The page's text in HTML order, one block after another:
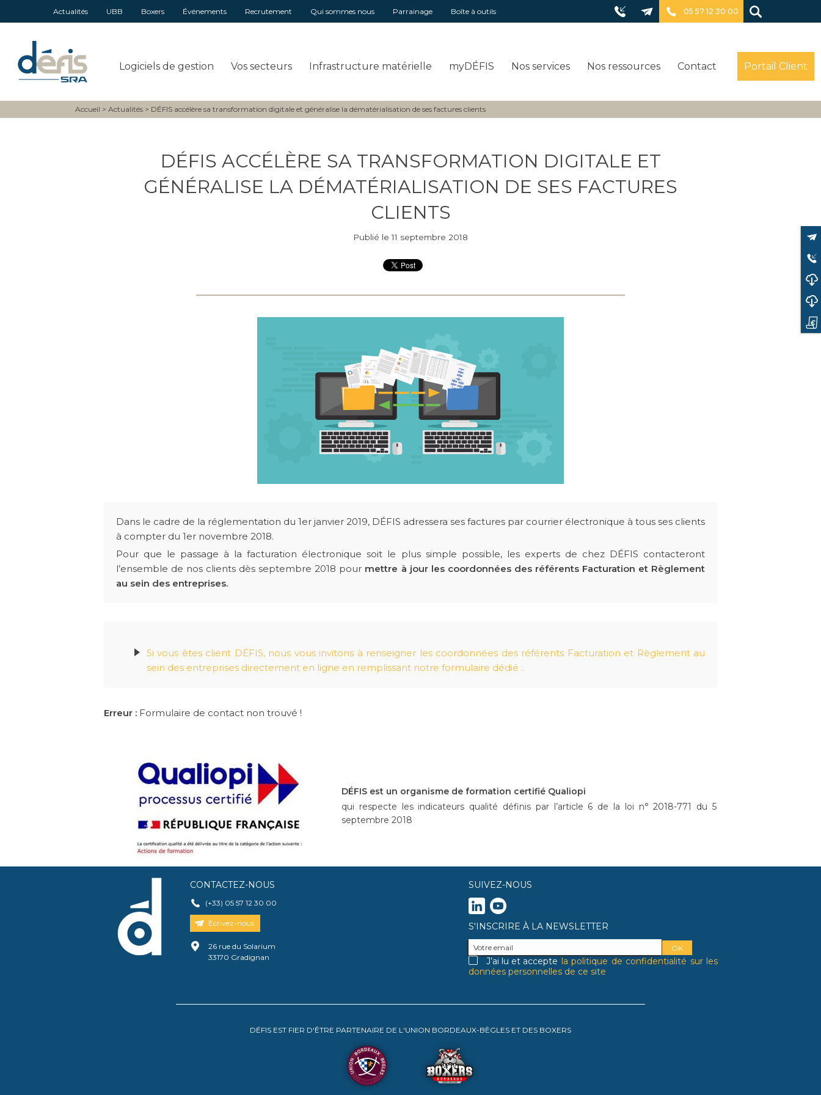
Actualités UBB Boxers Événements Recrutement Qui sommes nous Parrainage Boîte à outils 05 57 12 30 00
Logiciels de gestion Vos secteurs Infrastructure matérielle myDÉFIS Nos services Nos ressources Contact Portail Client
Accueil > Actualités> DÉFIS accélère sa transformation digitale et généralise la dématérialisation de ses factures clients
DÉFIS ACCÉLÈRE SA TRANSFORMATION DIGITALE ET
GÉNÉRALISE LA DÉMATÉRIALISATION DE SES FACTURES
CLIENTS
Publié le 11 septembre 2018
Dans le cadre de la réglementation du 1er janvier 2019, DÉFIS adressera ses factures par courrier électronique à tous ses clients
à compter du 1er novembre 2018.
Pour que le passage à la facturation électronique soit le plus simple possible, les experts de chez DÉFIS contacteront
l’ensemble de nos clients dès septembre 2018 pour mettre à jour les coordonnées des référents Facturation et Règlement
au sein des entreprises.
Si vous êtes client DÉFIS, nous vous invitons à renseigner les coordonnées des référents Facturation et Règlement au
sein des entreprises directement en ligne en remplissant notre formulaire dédié :.
Erreur : Formulaire de contact non trouvé !
DÉFIS est un organisme de formation certifié Qualiopi
qui respecte les indicateurs qualité définis par l’article 6 de la loi n° 2018-771 du 5
septembre 2018
CONTACTEZ-NOUS
(+33) 05 57 12 30 00
Écrivez-nous
26 rue du Solarium
33170 Gradignan
SUIVEZ-NOUS
S'INSCRIRE À LA NEWSLETTER
J’ai lu et accepte la politique de confidentialité sur les
données personnelles de ce site
DÉFIS EST FIER D'ÊTRE PARTENAIRE DE L'UNION BORDEAUX-BÈGLES ET DES BOXERS